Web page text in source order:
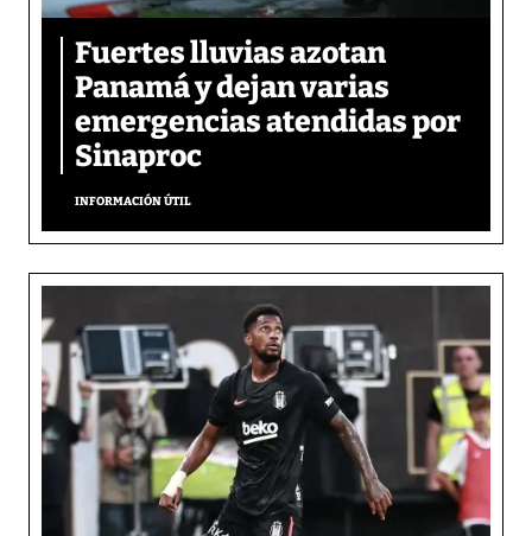
Fuertes lluvias azotan
Panamá y dejan varias
emergencias atendidas por
Sinaproc
INFORMACIÓN ÚTIL